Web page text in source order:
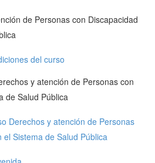
de Personas con Discapacidad
del curso
y atención de Personas con
de Salud Pública
Derechos y atención de Personas
el Sistema de Salud Pública